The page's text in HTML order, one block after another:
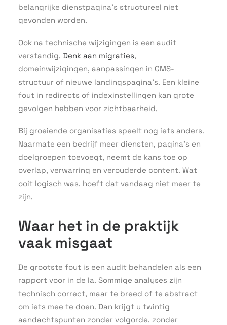
belangrijke dienstpagina’s structureel niet
gevonden worden.
Ook na technische wijzigingen is een audit
verstandig. Denk aan migraties,
domeinwijzigingen, aanpassingen in CMS-
structuur of nieuwe landingspagina’s. Een kleine
fout in redirects of indexinstellingen kan grote
gevolgen hebben voor zichtbaarheid.
Bij groeiende organisaties speelt nog iets anders.
Naarmate een bedrijf meer diensten, pagina’s en
doelgroepen toevoegt, neemt de kans toe op
overlap, verwarring en verouderde content. Wat
ooit logisch was, hoeft dat vandaag niet meer te
zijn.
Waar het in de praktijk
vaak misgaat
De grootste fout is een audit behandelen als een
rapport voor in de la. Sommige analyses zijn
technisch correct, maar te breed of te abstract
om iets mee te doen. Dan krijgt u twintig
aandachtspunten zonder volgorde, zonder